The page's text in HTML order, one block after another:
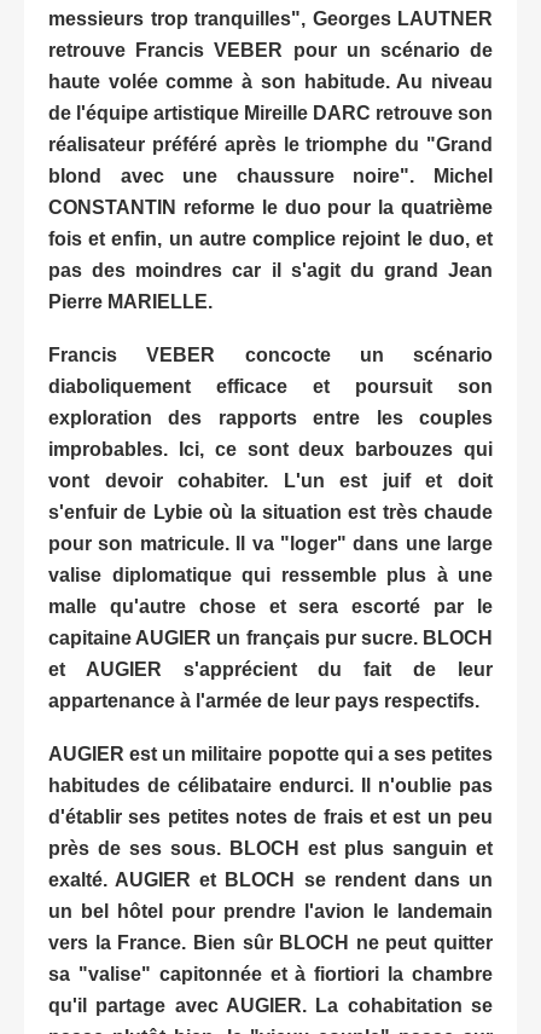
messieurs trop tranquilles", Georges LAUTNER
retrouve Francis VEBER pour un scénario de
haute volée comme à son habitude. Au niveau
de l'équipe artistique Mireille DARC retrouve son
réalisateur préféré après le triomphe du "Grand
blond avec une chaussure noire". Michel
CONSTANTIN reforme le duo pour la quatrième
fois et enfin, un autre complice rejoint le duo, et
pas des moindres car il s'agit du grand Jean
Pierre MARIELLE.
Francis VEBER concocte un scénario
diaboliquement efficace et poursuit son
exploration des rapports entre les couples
improbables. Ici, ce sont deux barbouzes qui
vont devoir cohabiter. L'un est juif et doit
s'enfuir de Lybie où la situation est très chaude
pour son matricule. Il va "loger" dans une large
valise diplomatique qui ressemble plus à une
malle qu'autre chose et sera escorté par le
capitaine AUGIER un français pur sucre. BLOCH
et AUGIER s'apprécient du fait de leur
appartenance à l'armée de leur pays respectifs.
AUGIER est un militaire popotte qui a ses petites
habitudes de célibataire endurci. Il n'oublie pas
d'établir ses petites notes de frais et est un peu
près de ses sous. BLOCH est plus sanguin et
exalté. AUGIER et BLOCH se rendent dans un
un bel hôtel pour prendre l'avion le landemain
vers la France. Bien sûr BLOCH ne peut quitter
sa "valise" capitonnée et à fiortiori la chambre
qu'il partage avec AUGIER. La cohabitation se